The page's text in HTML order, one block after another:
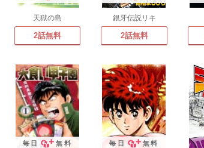
天獄の島
2話無料
銀牙伝説リキ
2話無料
毎日 無料 毎日 無料